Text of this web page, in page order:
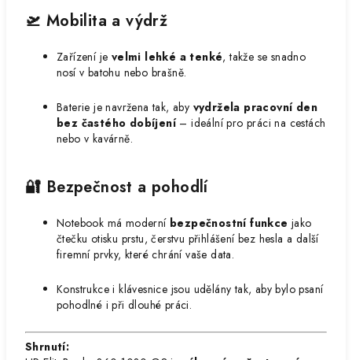
🛫 Mobilita a výdrž
Zařízení je velmi lehké a tenké, takže se snadno
nosí v batohu nebo brašně.
Baterie je navržena tak, aby vydržela pracovní den
bez častého dobíjení– ideální pro práci na cestách
nebo v kavárně.
🔐 Bezpečnost a pohodlí
Notebook má moderní bezpečnostní funkce jako
čtečku otisku prstu, čerstvu přihlášení bez hesla a další
firemní prvky, které chrání vaše data.
Konstrukce i klávesnice jsou udělány tak, aby bylo psaní
pohodlné i při dlouhé práci.
Shrnutí: